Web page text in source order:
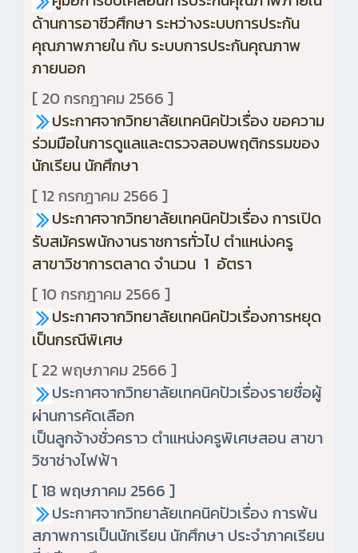
ด้านการอาชีวศึกษา ระหว่างระบบการประกัน
คุณภาพภายใน กับ ระบบการประกันคุณภาพ
ภายนอก
[ 20 กรกฎาคม 2566 ]
ประกาศจากวิทยาลัยเทคนิคปัวเรื่อง ขอความ
ร่วมมือในการดูแลและตรวจสอบพฤติกรรมของ
นักเรียน นักศึกษา
[ 12 กรกฎาคม 2566 ]
ประกาศจากวิทยาลัยเทคนิคปัวเรื่อง การเปิด
รับสมัครพนักงานราชการทั่วไป ตำแหน่งครู
สาขาวิชาการตลาด จำนวน 1 อัตรา
[ 10 กรกฎาคม 2566 ]
ประกาศจากวิทยาลัยเทคนิคปัวเรื่องการหยุด
เป็นกรณีพิเศษ
[ 22 พฤษภาคม 2566 ]
ประกาศจากวิทยาลัยเทคนิคปัวเรื่องรายชื่อผู้
ผ่านการคัดเลือก
เป็นลูกจ้างชั่วคราว ตำแหน่งครูพิเศษสอน สาขา
วิชาช่างไฟฟ้า
[ 18 พฤษภาคม 2566 ]
ประกาศจากวิทยาลัยเทคนิคปัวเรื่อง การพ้น
สภาพการเป็นนักเรียน นักศึกษา ประจำภาคเรียน